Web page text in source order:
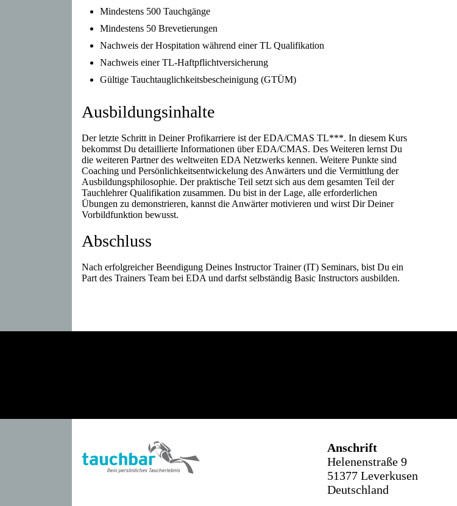
Mindestens 500 Tauchgänge
Mindestens 50 Brevetierungen
Nachweis der Hospitation während einer TL Qualifikation
Nachweis einer TL-Haftpflichtversicherung
Gültige Tauchtauglichkeitsbescheinigung (GTÜM)
Ausbildungsinhalte
Der letzte Schritt in Deiner Profikarriere ist der EDA/CMAS TL***. In diesem Kurs
bekommst Du detaillierte Informationen über EDA/CMAS. Des Weiteren lernst Du
die weiteren Partner des weltweiten EDA Netzwerks kennen. Weitere Punkte sind
Coaching und Persönlichkeitsentwickelung des Anwärters und die Vermittlung der
Ausbildungsphilosophie. Der praktische Teil setzt sich aus dem gesamten Teil der
Tauchlehrer Qualifikation zusammen. Du bist in der Lage, alle erforderlichen
Übungen zu demonstrieren, kannst die Anwärter motivieren und wirst Dir Deiner
Vorbildfunktion bewusst.
Abschluss
Nach erfolgreicher Beendigung Deines Instructor Trainer (IT) Seminars, bist Du ein
Part des Trainers Team bei EDA und darfst selbständig Basic Instructors ausbilden.
Anschrift
Helenenstraße 9
51377 Leverkusen
Deutschland